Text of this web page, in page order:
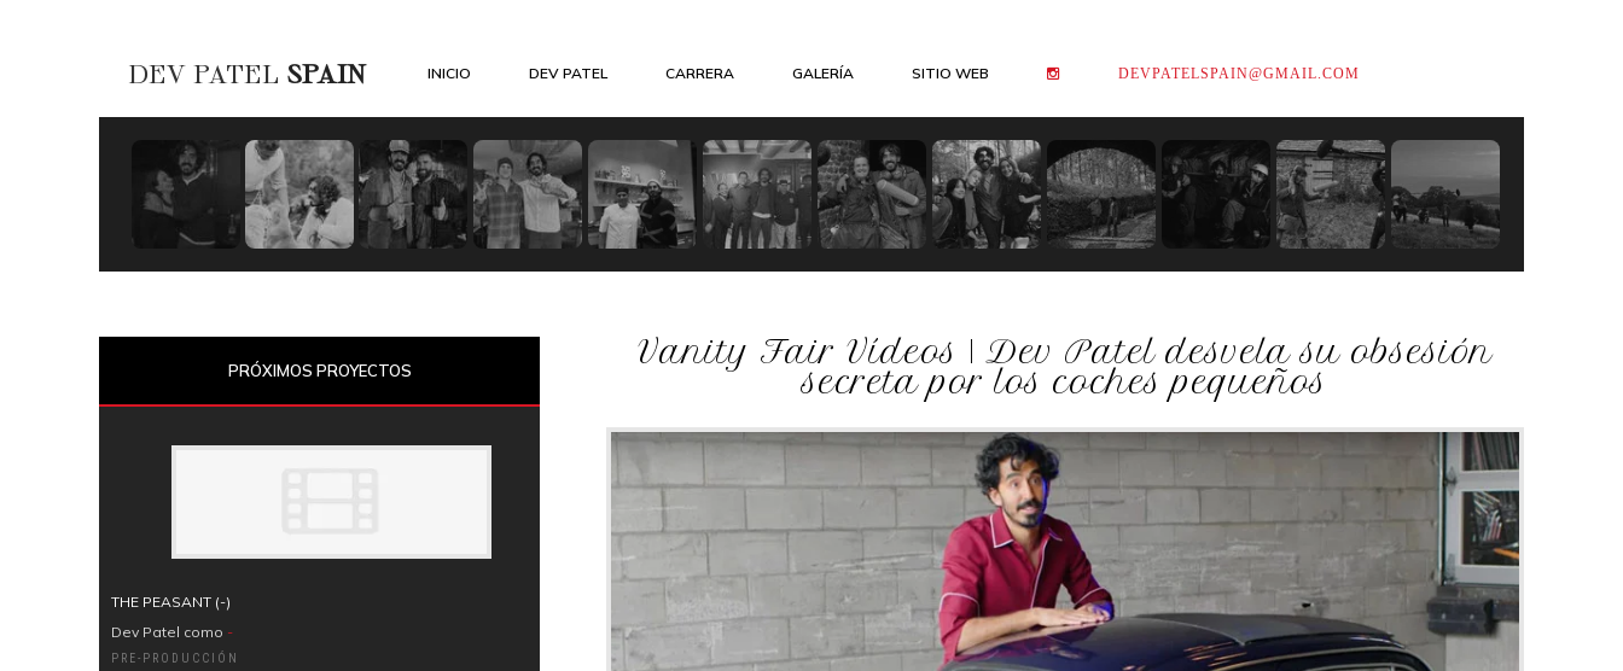
DEV PATEL SPAIN INICIO DEV PATEL CARRERA GALERÍA SITIO WEB DEVPATELSPAIN@GMAIL.COM
Vanity Fair Vídeos | Dev Patel desvela su obsesión
secreta por los coches pequeños
PRÓXIMOS PROYECTOS
THE PEASANT (-)
Dev Patel como -
PRE-PRODUCCIÓN